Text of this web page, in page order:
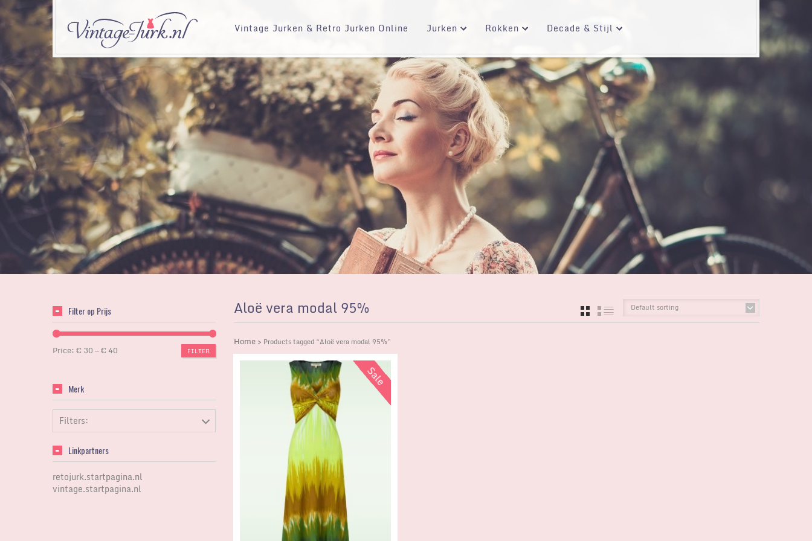
Vintage Jurken & Retro Jurken Online Jurken Rokken Decade & Stijl
Aloë vera modal 95% Default sorting
GRID LIST
Home > Products tagged “Aloë vera modal 95%”
Filter op Prijs
FILTER
Price:€ 30—€ 40
Merk
Filters:
Linkpartners
retojurk.startpagina.nl
vintage.startpagina.nl